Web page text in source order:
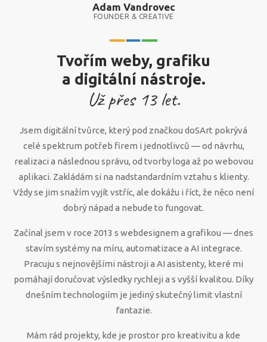
Adam Vandrovec
FOUNDER & CREATIVE
Tvořím weby, grafiku
a digitální nástroje.
Už přes 13let.
Jsem digitální tvůrce, který pod značkou doSArt pokrývá
celé spektrum potřeb firem i jednotlivců — od návrhu,
realizaci a následnou správu, od tvorby loga až po webovou
aplikaci. Zakládám si na nadstandardním vztahu s klienty.
Vždy se jim snažím vyjít vstříc, ale dokážu i říct, že něco není
dobrý nápad a nebude to fungovat.
Začínal jsem v roce 2013 s webdesignem a grafikou — dnes
stavím systémy na míru, automatizace a AI integrace.
Pracuju s nejnovějšími nástroji a AI asistenty, které mi
pomáhají doručovat výsledky rychleji a s vyšší kvalitou. Díky
dnešním technologiím je jediný skutečný limit vlastní
fantazie.
Mám rád projekty, kde je prostor pro kreativitu a kde